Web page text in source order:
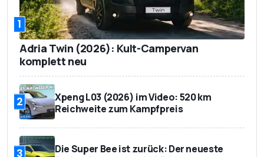
1
Adria Twin (2026): Kult-Campervan
komplett neu
2
Xpeng L03 (2026) im Video: 520 km
Reichweite zum Kampfpreis
3
Die Super Bee ist zurück: Der neueste